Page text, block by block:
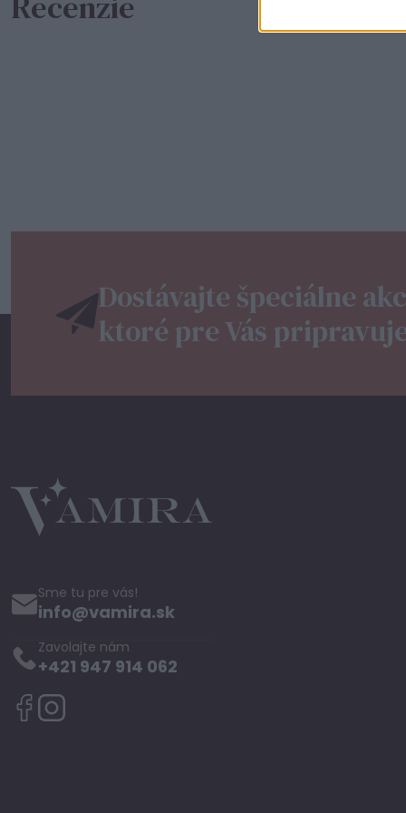
Dostávajte špeciálne
ktoré pre Vás
Sme tu pre vás!
info@vamira.sk
Zavolajte nám
+421 947 914 062